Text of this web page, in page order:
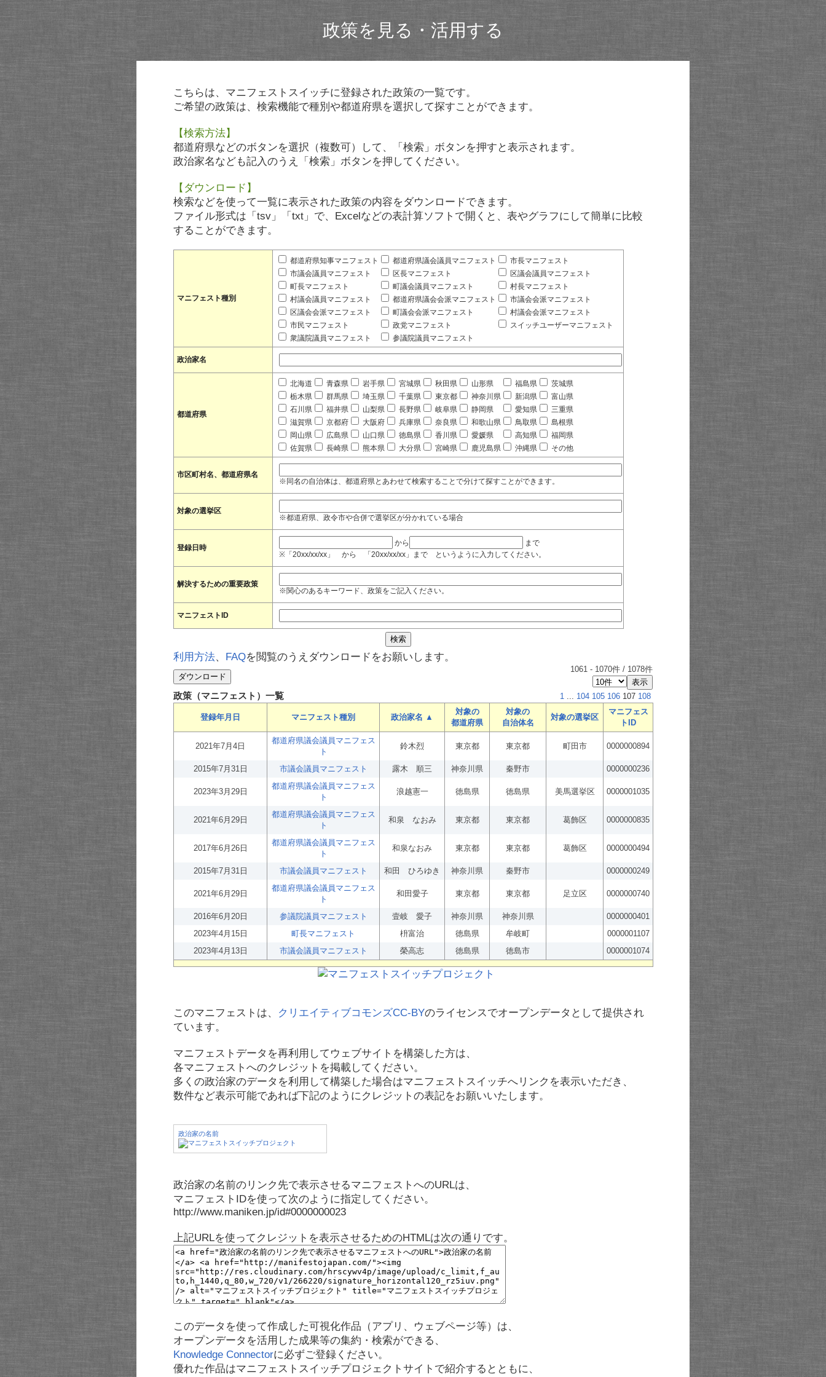
政策を見る・活用する
こちらは、マニフェストスイッチに登録された政策の一覧です。
ご希望の政策は、検索機能で種別や都道府県を選択して探すことができます。
【検索方法】
都道府県などのボタンを選択（複数可）して、「検索」ボタンを押すと表示されます。
政治家名なども記入のうえ「検索」ボタンを押してください。
【ダウンロード】
検索などを使って一覧に表示された政策の内容をダウンロードできます。
ファイル形式は「tsv」「txt」で、Excelなどの表計算ソフトで開くと、表やグラフにして簡単に比較
することができます。
マニフェスト種別
都道府県知事マニフェスト 都道府県議会議員マニフェスト
市長マニフェスト
市議会議員マニフェスト
区長マニフェスト
区議会議員マニフェスト
町長マニフェスト
町議会議員マニフェスト
村長マニフェスト
村議会議員マニフェスト
都道府県議会会派マニフェスト
市議会会派マニフェスト
区議会会派マニフェスト
町議会会派マニフェスト
村議会会派マニフェスト
市民マニフェスト
政党マニフェスト
スイッチユーザーマニフェスト
衆議院議員マニフェスト
参議院議員マニフェスト
政治家名
都道府県
北海道 青森県 岩手県 宮城県 秋田県 山形県 福島県
茨城県
栃木県
群馬県 埼玉県 千葉県 東京都 神奈川県 新潟県
富山県
石川県
福井県 山梨県 長野県 岐阜県 静岡県 愛知県
三重県
滋賀県
京都府 大阪府 兵庫県 奈良県 和歌山県 鳥取県
島根県
岡山県
広島県 山口県 徳島県 香川県 愛媛県 高知県
福岡県
佐賀県
長崎県 熊本県 大分県 宮崎県 鹿児島県 沖縄県 その他
市区町村名、都道府県名
※同名の自治体は、都道府県とあわせて検索することで分けて探すことができます。
対象の選挙区
※都道府県、政令市や合併で選挙区が分かれている場合
登録日時
から
まで
※「20xx/xx/xx」 から 「20xx/xx/xx」まで というように入力してください。
解決するための重要政策
※関心のあるキーワード、政策をご記入ください。
マニフェストID
利用方法、 FAQを閲覧のうえダウンロードをお願いします。
1061 - 1070件 / 1078件
政策（マニフェスト）一覧 1 ... 104 105 106 107 108
登録年月日 マニフェスト種別 政治家名 ▲
対象の
都道府県
対象の
自治体名
対象の選挙区
マニフェス
トID
2021年7月4日
都道府県議会議員マニフェス
ト
鈴木烈 東京都 東京都 町田市 0000000894
2015年7月31日 市議会議員マニフェスト 露木 順三 神奈川県 秦野市 0000000236
2023年3月29日
都道府県議会議員マニフェス
ト
浪越憲一 徳島県 徳島県 美馬選挙区 0000001035
2021年6月29日
都道府県議会議員マニフェス
ト
和泉 なおみ 東京都 東京都 葛飾区 0000000835
2017年6月26日
都道府県議会議員マニフェス
ト
和泉なおみ 東京都 東京都 葛飾区 0000000494
2015年7月31日 市議会議員マニフェスト 和田 ひろゆき 神奈川県 秦野市 0000000249
2021年6月29日
都道府県議会議員マニフェス
ト
和田愛子 東京都 東京都 足立区 0000000740
2016年6月20日 参議院議員マニフェスト 壹岐 愛子 神奈川県 神奈川県
0000000401
2023年4月15日
町長マニフェスト 枡富治 徳島県 牟岐町
0000001107
2023年4月13日
市議会議員マニフェスト 榮高志 徳島県 徳島市 0000001074
このマニフェストは、 クリエイティブコモンズCC-BYのライセンスでオープンデータとして提供され
ています。
マニフェストデータを再利用してウェブサイトを構築した方は、
各マニフェストへのクレジットを掲載してください。
多くの政治家のデータを利用して構築した場合はマニフェストスイッチへリンクを表示いただき、
数件など表示可能であれば下記のようにクレジットの表記をお願いいたします。
政治家の名前
政治家の名前のリンク先で表示させるマニフェストへのURLは、
マニフェストIDを使って次のように指定してください。
http://www.maniken.jp/id#0000000023
上記URLを使ってクレジットを表示させるためのHTMLは次の通りです。
このデータを使って作成した可視化作品（アプリ、ウェブページ等）は、
オープンデータを活用した成果等の集約・検索ができる、
Knowledge Connectorに必ずご登録ください。
優れた作品はマニフェストスイッチプロジェクトサイトで紹介するとともに、